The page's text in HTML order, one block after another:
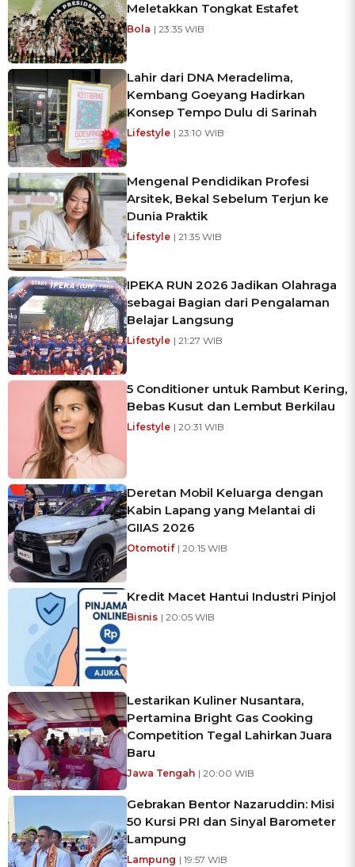
Meletakkan Tongkat Estafet
Bola | 23:35 WIB
Lahir dari DNA Meradelima,
Kembang Goeyang Hadirkan
Konsep Tempo Dulu di Sarinah
Lifestyle | 23:10 WIB
Mengenal Pendidikan Profesi
Arsitek, Bekal Sebelum Terjun ke
Dunia Praktik
Lifestyle | 21:35 WIB
IPEKA RUN 2026 Jadikan Olahraga
sebagai Bagian dari Pengalaman
Belajar Langsung
Lifestyle | 21:27 WIB
5 Conditioner untuk Rambut Kering,
Bebas Kusut dan Lembut Berkilau
Lifestyle | 20:31 WIB
Deretan Mobil Keluarga dengan
Kabin Lapang yang Melantai di
GIIAS 2026
Otomotif | 20:15 WIB
Kredit Macet Hantui Industri Pinjol
Bisnis | 20:05 WIB
Lestarikan Kuliner Nusantara,
Pertamina Bright Gas Cooking
Competition Tegal Lahirkan Juara
Baru
Jawa Tengah | 20:00 WIB
Gebrakan Bentor Nazaruddin: Misi
50 Kursi PRI dan Sinyal Barometer
Lampung
Lampung | 19:57 WIB